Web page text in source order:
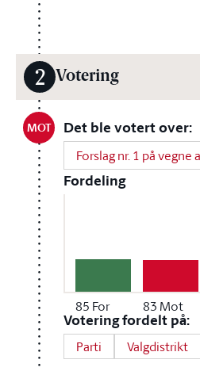
2 Votering
MOT Det ble votert over:
Forslag nr. 1 på vegne
Fordeling
85 For 83 Mot
Votering fordelt på:
Parti Valgdistrikt